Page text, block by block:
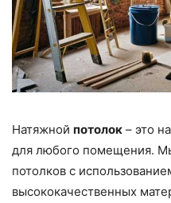
Натяжной потолок – это
для любого помещения.
потолков с
высококачественных